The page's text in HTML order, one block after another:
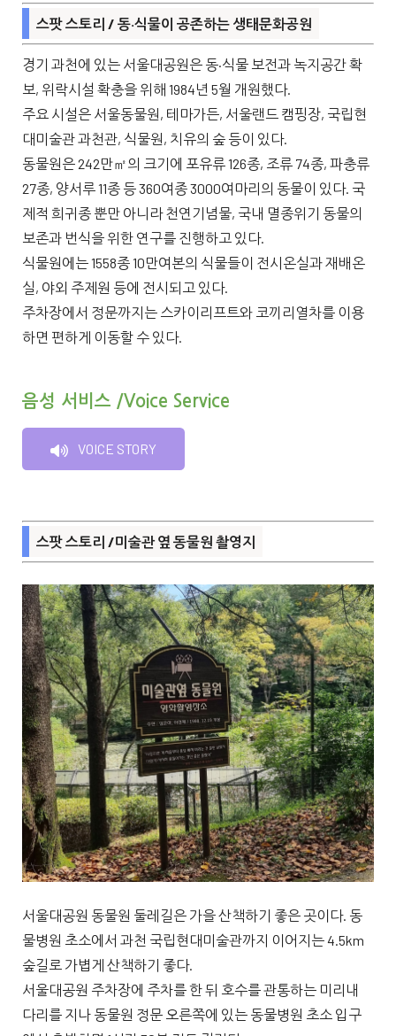
스팟 스토리 / 동·식물이 공존하는 생태문화공원
경기 과천에 있는 서울대공원은 동·식물 보전과 녹지공간 확
보, 위락시설 확충을 위해 1984년 5월 개원했다.
주요 시설은 서울동물원, 테마가든, 서울랜드 캠핑장, 국립현
대미술관 과천관, 식물원, 치유의 숲 등이 있다.
동물원은 242만㎡의 크기에 포유류 126종, 조류 74종, 파충류
27종, 양서루 11종 등 360여종 3000여마리의 동물이 있다. 국
제적 희귀종 뿐만 아니라 천연기념물, 국내 멸종위기 동물의
보존과 번식을 위한 연구를 진행하고 있다.
식물원에는 1558종 10만여본의 식물들이 전시온실과 재배온
실, 야외 주제원 등에 전시되고 있다.
주차장에서 정문까지는 스카이리프트와 코끼리열차를 이용
하면 편하게 이동할 수 있다.
음성 서비스 /Voice Service
VOICE STORY
스팟 스토리 /미술관 옆 동물원 촬영지
서울대공원 동물원 둘레길은 가을 산책하기 좋은 곳이다. 동
물병원 초소에서 과천 국립현대미술관까지 이어지는 4.5km
숲길로 가볍게 산책하기 좋다.
서울대공원 주차장에 주차를 한 뒤 호수를 관통하는 미리내
다리를 지나 동물원 정문 오른쪽에 있는 동물병원 초소 입구